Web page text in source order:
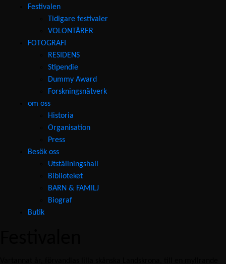
Festivalen
Tidigare festivaler
VOLONTÄRER
FOTOGRAFI
RESIDENS
Stipendie
Dummy Award
Forskningsnätverk
om oss
Historia
Organisation
Press
Besök oss
Utställningshall
Biblioteket
BARN & FAMILJ
Biograf
Butik